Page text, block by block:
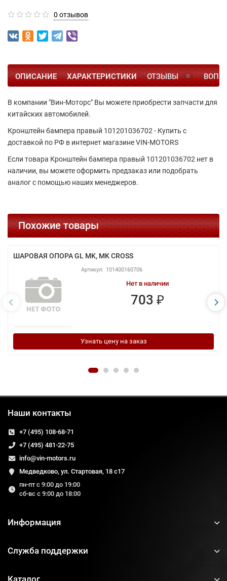
0 отзывов
ОПИСАНИЕ ХАРАКТЕРИСТИКИ ОТЗЫВЫ 0
В компании "Вин-Моторс" Вы можете приобрести запчасти для
китайских автомобилей.
Кронштейн бампера правый 101201036702 - Купить с
доставкой по РФ в интернет магазине VIN-MOTORS
Если товара Кронштейн бампера правый 101201036702 нет в
наличии, вы можете оформить предзаказ или подобрать
аналог с помощью наших менеджеров.
Похожие товары
ШАРОВАЯ ОПОРА GL MK, MK CROSS
101400160706
Нет в наличии
703 ₽
Узнать цену на заказ
Наши контакты
+7 (495) 108-68-71
+7 (495) 481-22-75
info@vin-motors.ru
Медведково, ул. Стартовая, 18 с17
пн-пт с 9:00 до 19:00
сб-вс с 9:00 до 18:00
Информация
Служба поддержки
Каталог